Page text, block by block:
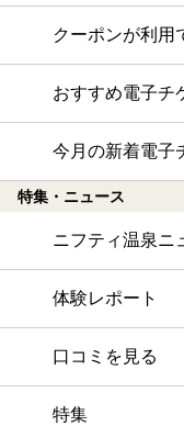
クーポンが利用
おすすめ電子チ
今月の新着電子
特集・ニュース
ニフティ温泉ニ
体験レポート
口コミを見る
特集